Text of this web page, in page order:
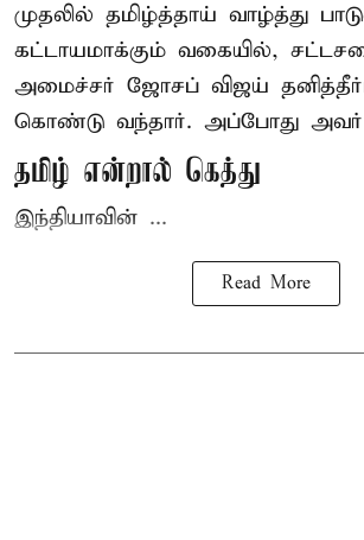
முதலில் தமிழ்த்தாய் வாழ்த்து
கட்டாயமாக்கும் வகையில்,
அமைச்சர் ஜோசப் விஜய்
கொண்டு வந்தார். அப்போது அவர்
தமிழ் என்றால் கெத்து
இந்தியாவின் ...
Read More